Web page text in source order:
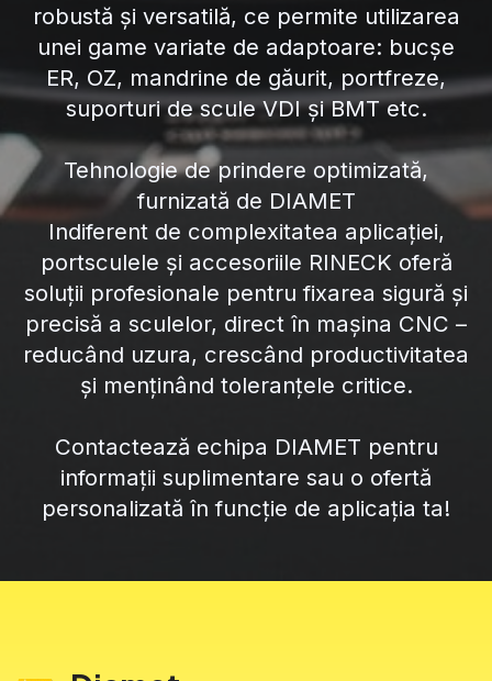
robustă și versatilă, ce permite utilizarea
unei game variate de adaptoare: bucșe
ER, OZ, mandrine de găurit, portfreze,
suporturi de scule VDI și BMT etc.
Tehnologie de prindere optimizată,
furnizată de DIAMET
Indiferent de complexitatea aplicației,
portsculele și accesoriile RINECK oferă
soluții profesionale pentru fixarea sigură și
precisă a sculelor, direct în mașina CNC –
reducând uzura, crescând productivitatea
și menținând toleranțele critice.
Contactează echipa DIAMET pentru
informații suplimentare sau o ofertă
personalizată în funcție de aplicația ta!